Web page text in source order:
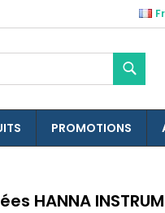
PROMOTIONS
HANNA
des produits à votre liste